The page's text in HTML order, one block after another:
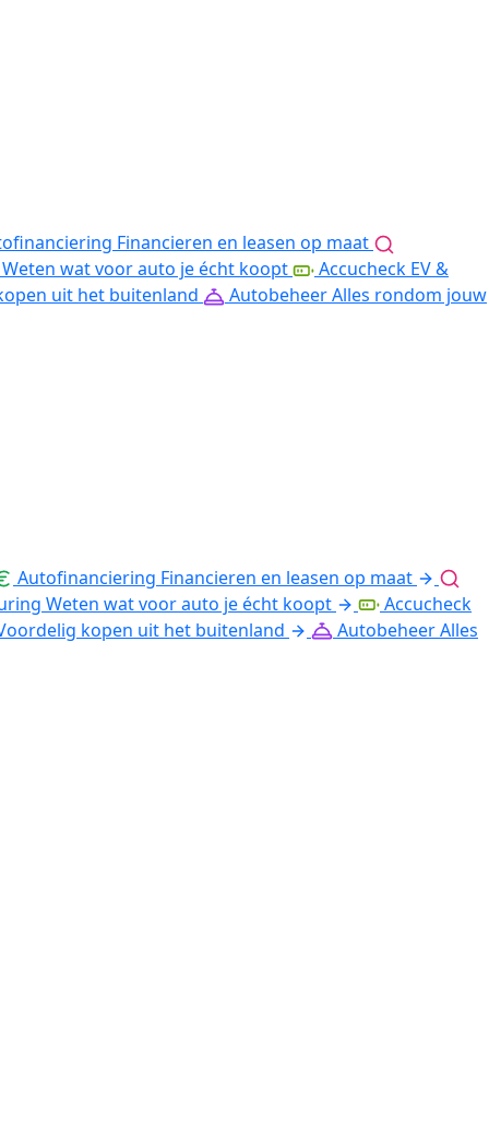
Financieren en leasen op maat
Weten wat voor auto je écht koopt
Accucheck EV &
uit het buitenland
AutobeheerAlles rondom jouw
Autofinanciering Financieren en leasen op maat
Weten wat voor auto je écht koopt
Accucheck
kopen uit het buitenland
AutobeheerAlles